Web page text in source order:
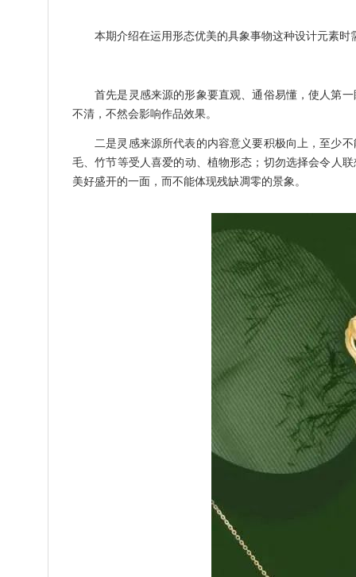
本期介绍在运用形态优美的具象事物这种设计元素时
首先是灵感来源的形象要直观、通俗易懂，使人第
不清，不然会影响作品效果。
二是灵感来源所代表的内容意义要积极向上，至少
毛、竹节等受人喜爱的动、植物形态；切勿选择会令人
美好盛开的一面，而不能体现残缺凋零的景象。